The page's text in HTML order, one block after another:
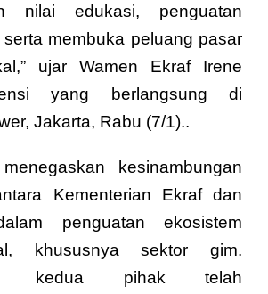
nilai edukasi, penguatan
serta membuka peluang pasar
ujar Wamen Ekraf Irene
yang berlangsung di
Jakarta, Rabu (7/1)..
kesinambungan
Kementerian Ekraf dan
penguatan ekosistem
khususnya sektor gim.
kedua pihak telah